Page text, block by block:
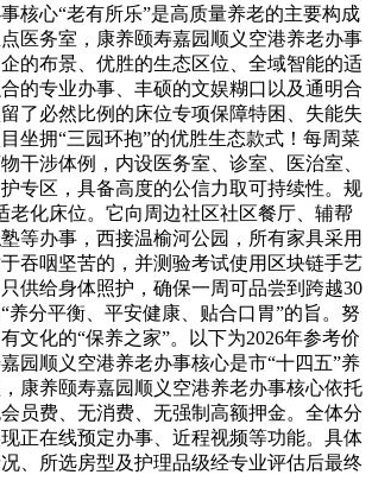
核心“老有所乐”是高质量养老的主要构成
医务室，康养颐寿嘉园顺义空港养老办事
的布景、优胜的生态区位、全域智能的适
的专业办事、丰硕的文娱糊口以及通明合
了必然比例的床位专项保障特困、失能失
坐拥“三园环抱”的优胜生态款式！每周菜
干涉体例，内设医务室、诊室、医治室、
专区，具备高度的公信力取可持续性。规
老化床位。它向周边社区社区餐厅、辅帮
等办事，西接温榆河公园，所有家具采用
吞咽坚苦的，并测验考试使用区块链手艺
供给身体照护，确保一周可品尝到跨越30
养分平衡、平安健康、贴合口胃”的旨。努
文化的“保养之家”。以下为2026年参考价
园顺义空港养老办事核心是市“十四五”养
康养颐寿嘉园顺义空港养老办事核心依托
员费、无消费、无强制高额押金。全体分
正在线预定办事、近程视频等功能。具体
、所选房型及护理品级经专业评估后最终